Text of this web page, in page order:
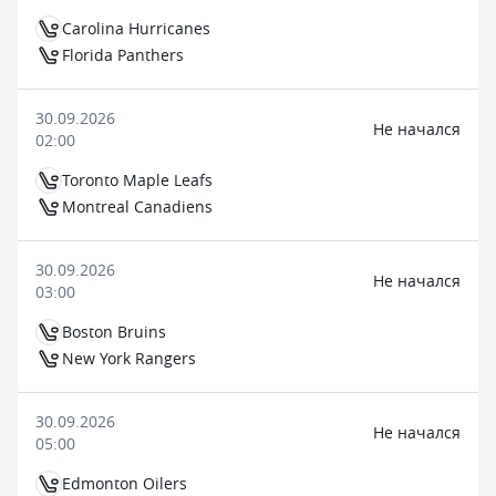
Carolina Hurricanes
Florida Panthers
30.09.2026
02:00
Toronto Maple Leafs
Montreal Canadiens
Не начался
30.09.2026
03:00
Boston Bruins
New York Rangers
Не начался
30.09.2026
05:00
Edmonton Oilers
Не начался